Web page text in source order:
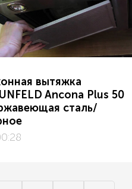
вытяжка
Ancona Plus 50
сталь/